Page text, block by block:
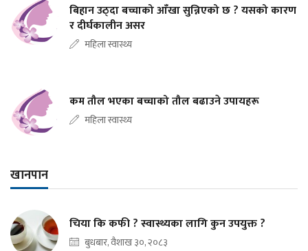
बिहान उठ्दा बच्चाको आँखा सुन्निएको छ ? यसको कारण
र दीर्घकालीन असर
महिला स्वास्थ्य
कम तौल भएका बच्चाको तौल बढाउने उपायहरू
महिला स्वास्थ्य
खानपान
चिया कि कफी ? स्वास्थ्यका लागि कुन उपयुक्त ?
बुधबार, वैशाख ३०, २०८३